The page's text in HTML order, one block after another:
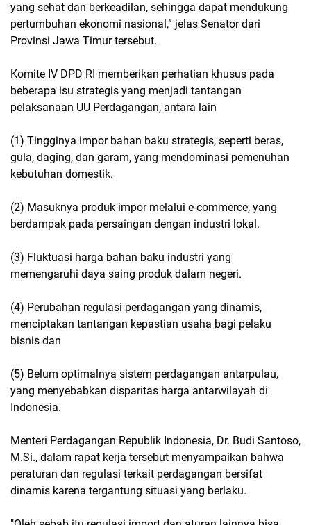
yang sehat dan berkeadilan, sehingga dapat mendukung
pertumbuhan ekonomi nasional,” jelas Senator dari
Provinsi Jawa Timur tersebut.
Komite IV DPD RI memberikan perhatian khusus pada
beberapa isu strategis yang menjadi tantangan
pelaksanaan UU Perdagangan, antara lain
(1) Tingginya impor bahan baku strategis, seperti beras,
gula, daging, dan garam, yang mendominasi pemenuhan
kebutuhan domestik.
(2) Masuknya produk impor melalui e-commerce, yang
berdampak pada persaingan dengan industri lokal.
(3) Fluktuasi harga bahan baku industri yang
memengaruhi daya saing produk dalam negeri.
(4) Perubahan regulasi perdagangan yang dinamis,
menciptakan tantangan kepastian usaha bagi pelaku
bisnis dan
(5) Belum optimalnya sistem perdagangan antarpulau,
yang menyebabkan disparitas harga antarwilayah di
Indonesia.
Menteri Perdagangan Republik Indonesia, Dr. Budi Santoso,
M.Si., dalam rapat kerja tersebut menyampaikan bahwa
peraturan dan regulasi terkait perdagangan bersifat
dinamis karena tergantung situasi yang berlaku.